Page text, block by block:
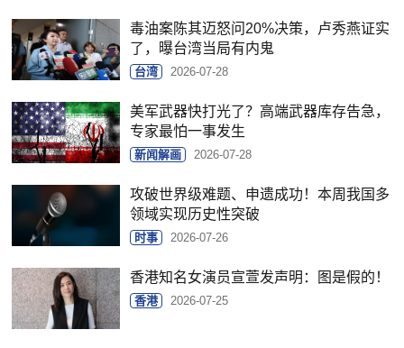
毒油案陈其迈怒问20%决策，卢秀燕证实
了，曝台湾当局有内鬼
台湾 2026-07-28
美军武器快打光了？高端武器库存告急，
专家最怕一事发生
新闻解画 2026-07-28
攻破世界级难题、申遗成功！本周我国多
领域实现历史性突破
时事 2026-07-26
香港知名女演员宣萱发声明：图是假的！
香港 2026-07-25